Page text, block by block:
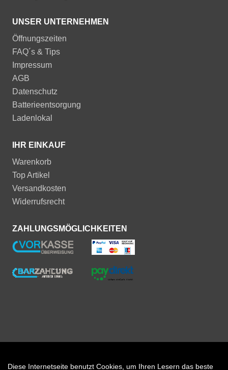
UNSER UNTERNEHMEN
Öffnungszeiten
FAQ´s & Tips
Impressum
AGB
Datenschutz
Batterieentsorgung
Ladenlokal
IHR EINKAUF
Warenkorb
Top Artikel
Versandkosten
Widerrufsrecht
ZAHLUNGSMÖGLICHKEITEN
Diese Internetseite benutzt Cookies, um Ihren Lesern das beste
Auftrag widerrufen